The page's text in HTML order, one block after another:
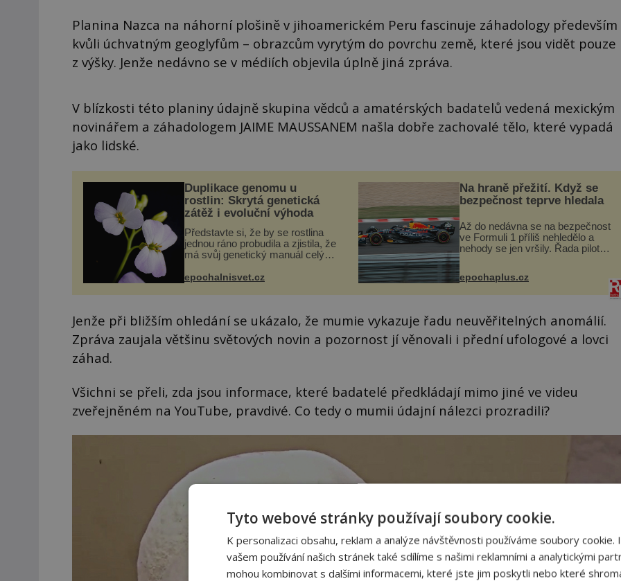
Planina Nazca na náhorní plošině v jihoamerickém Peru fascinuje záhadology především
kvůli úchvatným geoglyfům – obrazcům vyrytým do povrchu země, které jsou vidět pouze
z výšky. Jenže nedávno se v médiích objevila úplně jiná zpráva.
V blízkosti této planiny údajně skupina vědců a amatérských badatelů vedená mexickým
novinářem a záhadologem JAIME MAUSSANEM našla dobře zachovalé tělo, které vypadá
jako lidské.
Duplikace genomu u
rostlin: Skrytá genetická
zátěž i evoluční výhoda
Představte si, že by se rostlina
jednou ráno probudila a zjistila, že
má svůj genetický manuál celý
přírodě stane – a podle nového
vstupenka...
epochalnisvet.cz
Na hraně přežití. Když se
bezpečnost teprve hledala
Až do nedávna se na bezpečnost
ve Formuli 1 příliš nehledělo a
nehody se jen vršily. Řada pilotů
i ztrátou života. Dnes
nepochopiteln...
epochaplus.cz
Jenže při bližším ohledání se ukázalo, že mumie vykazuje řadu neuvěřitelných anomálií.
Zpráva zaujala většinu světových novin a pozornost jí věnovali i přední ufologové a lovci
záhad.
Všichni se přeli, zda jsou informace, které badatelé předkládají mimo jiné ve videu
zveřejněném na YouTube, pravdivé. Co tedy o mumii údajní nálezci prozradili?
Tyto webové stránky používají soubory cookie.
K personalizaci obsahu, reklam a analýze návštěvnosti používáme soubory cookie.
vašem používání našich stránek také sdílíme s našimi reklamními a analytickými
mohou kombinovat s dalšími informacemi, které jste jim poskytli nebo které